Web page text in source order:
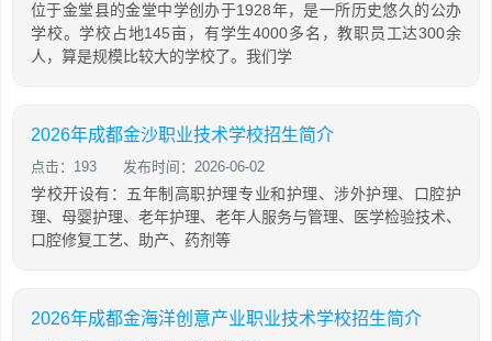
位于金堂县的金堂中学创办于1928年，是一所历史悠久的公办
学校。学校占地145亩，有学生4000多名，教职员工达300余
人，算是规模比较大的学校了。我们学
2026年成都金沙职业技术学校招生简介
点击：193 发布时间：2026-06-02
学校开设有：五年制高职护理专业和护理、涉外护理、口腔护
理、母婴护理、老年护理、老年人服务与管理、医学检验技术、
口腔修复工艺、助产、药剂等
2026年成都金海洋创意产业职业技术学校招生简介